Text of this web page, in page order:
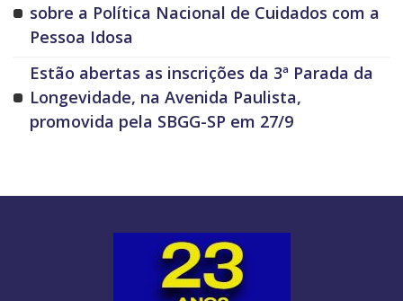
sobre a Política Nacional de Cuidados com a
Pessoa Idosa
Estão abertas as inscrições da 3ª Parada da
Longevidade, na Avenida Paulista,
promovida pela SBGG-SP em 27/9